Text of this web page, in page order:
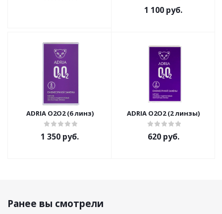
1 100 руб.
ADRIA O2O2 (6 линз)
1 350 руб.
ADRIA O2O2 (2 линзы)
620 руб.
Ранее вы смотрели